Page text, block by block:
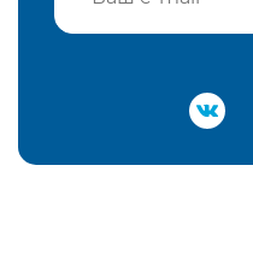
Подтвердить e-mail